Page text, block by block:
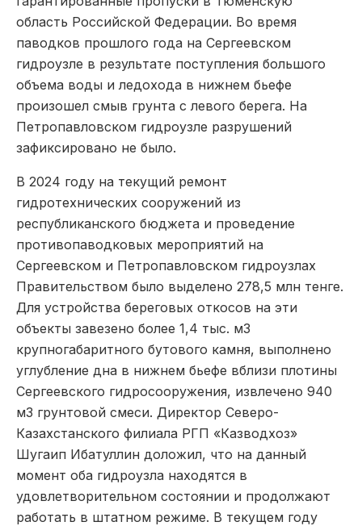
область Российской Федерации. Во время
паводков прошлого года на Сергеевском
гидроузле в результате поступления большого
объема воды и ледохода в нижнем бьефе
произошел смыв грунта с левого берега. На
Петропавловском гидроузле разрушений
зафиксировано не было.
В 2024 году на текущий ремонт
гидротехнических сооружений из
республиканского бюджета и проведение
противопаводковых мероприятий на
Сергеевском и Петропавловском гидроузлах
Правительством было выделено 278,5 млн тенге.
Для устройства береговых откосов на эти
объекты завезено более 1,4 тыс. м3
крупногабаритного бутового камня, выполнено
углубление дна в нижнем бьефе вблизи плотины
Сергеевского гидросооружения, извлечено 940
м3 грунтовой смеси. Директор Северо-
Казахстанского филиала РГП «Казводхоз»
Шугаип Ибатуллин доложил, что на данный
момент оба гидроузла находятся в
удовлетворительном состоянии и продолжают
работать в штатном режиме. В текущем году